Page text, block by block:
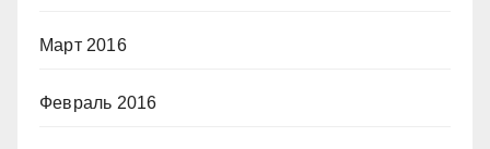
Март 2016
Февраль 2016